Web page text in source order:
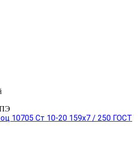
10705 Ст 10-20 159x7 / 250 ГОСТ